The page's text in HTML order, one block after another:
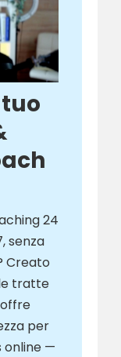
24
senza
Creato
tratte
per
online —